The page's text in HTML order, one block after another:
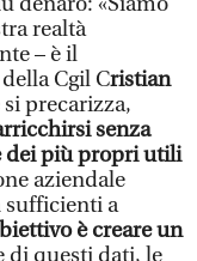
realtà
– è il
Cgil Cristian
precarizza,
senza
dei più propri utili
aziendale
a
è creare un
di questi dati, le